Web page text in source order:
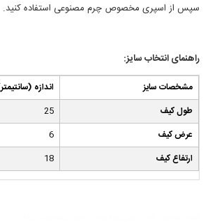
سپس از اسپری مخصوص چرم مصنوعی استفاده کنید.
راهنمای انتخاب سایز:
(اندازه (سانتیمتر
مشخصات سایز
25
طول کیف
6
عرض کیف
18
ارتفاع کیف